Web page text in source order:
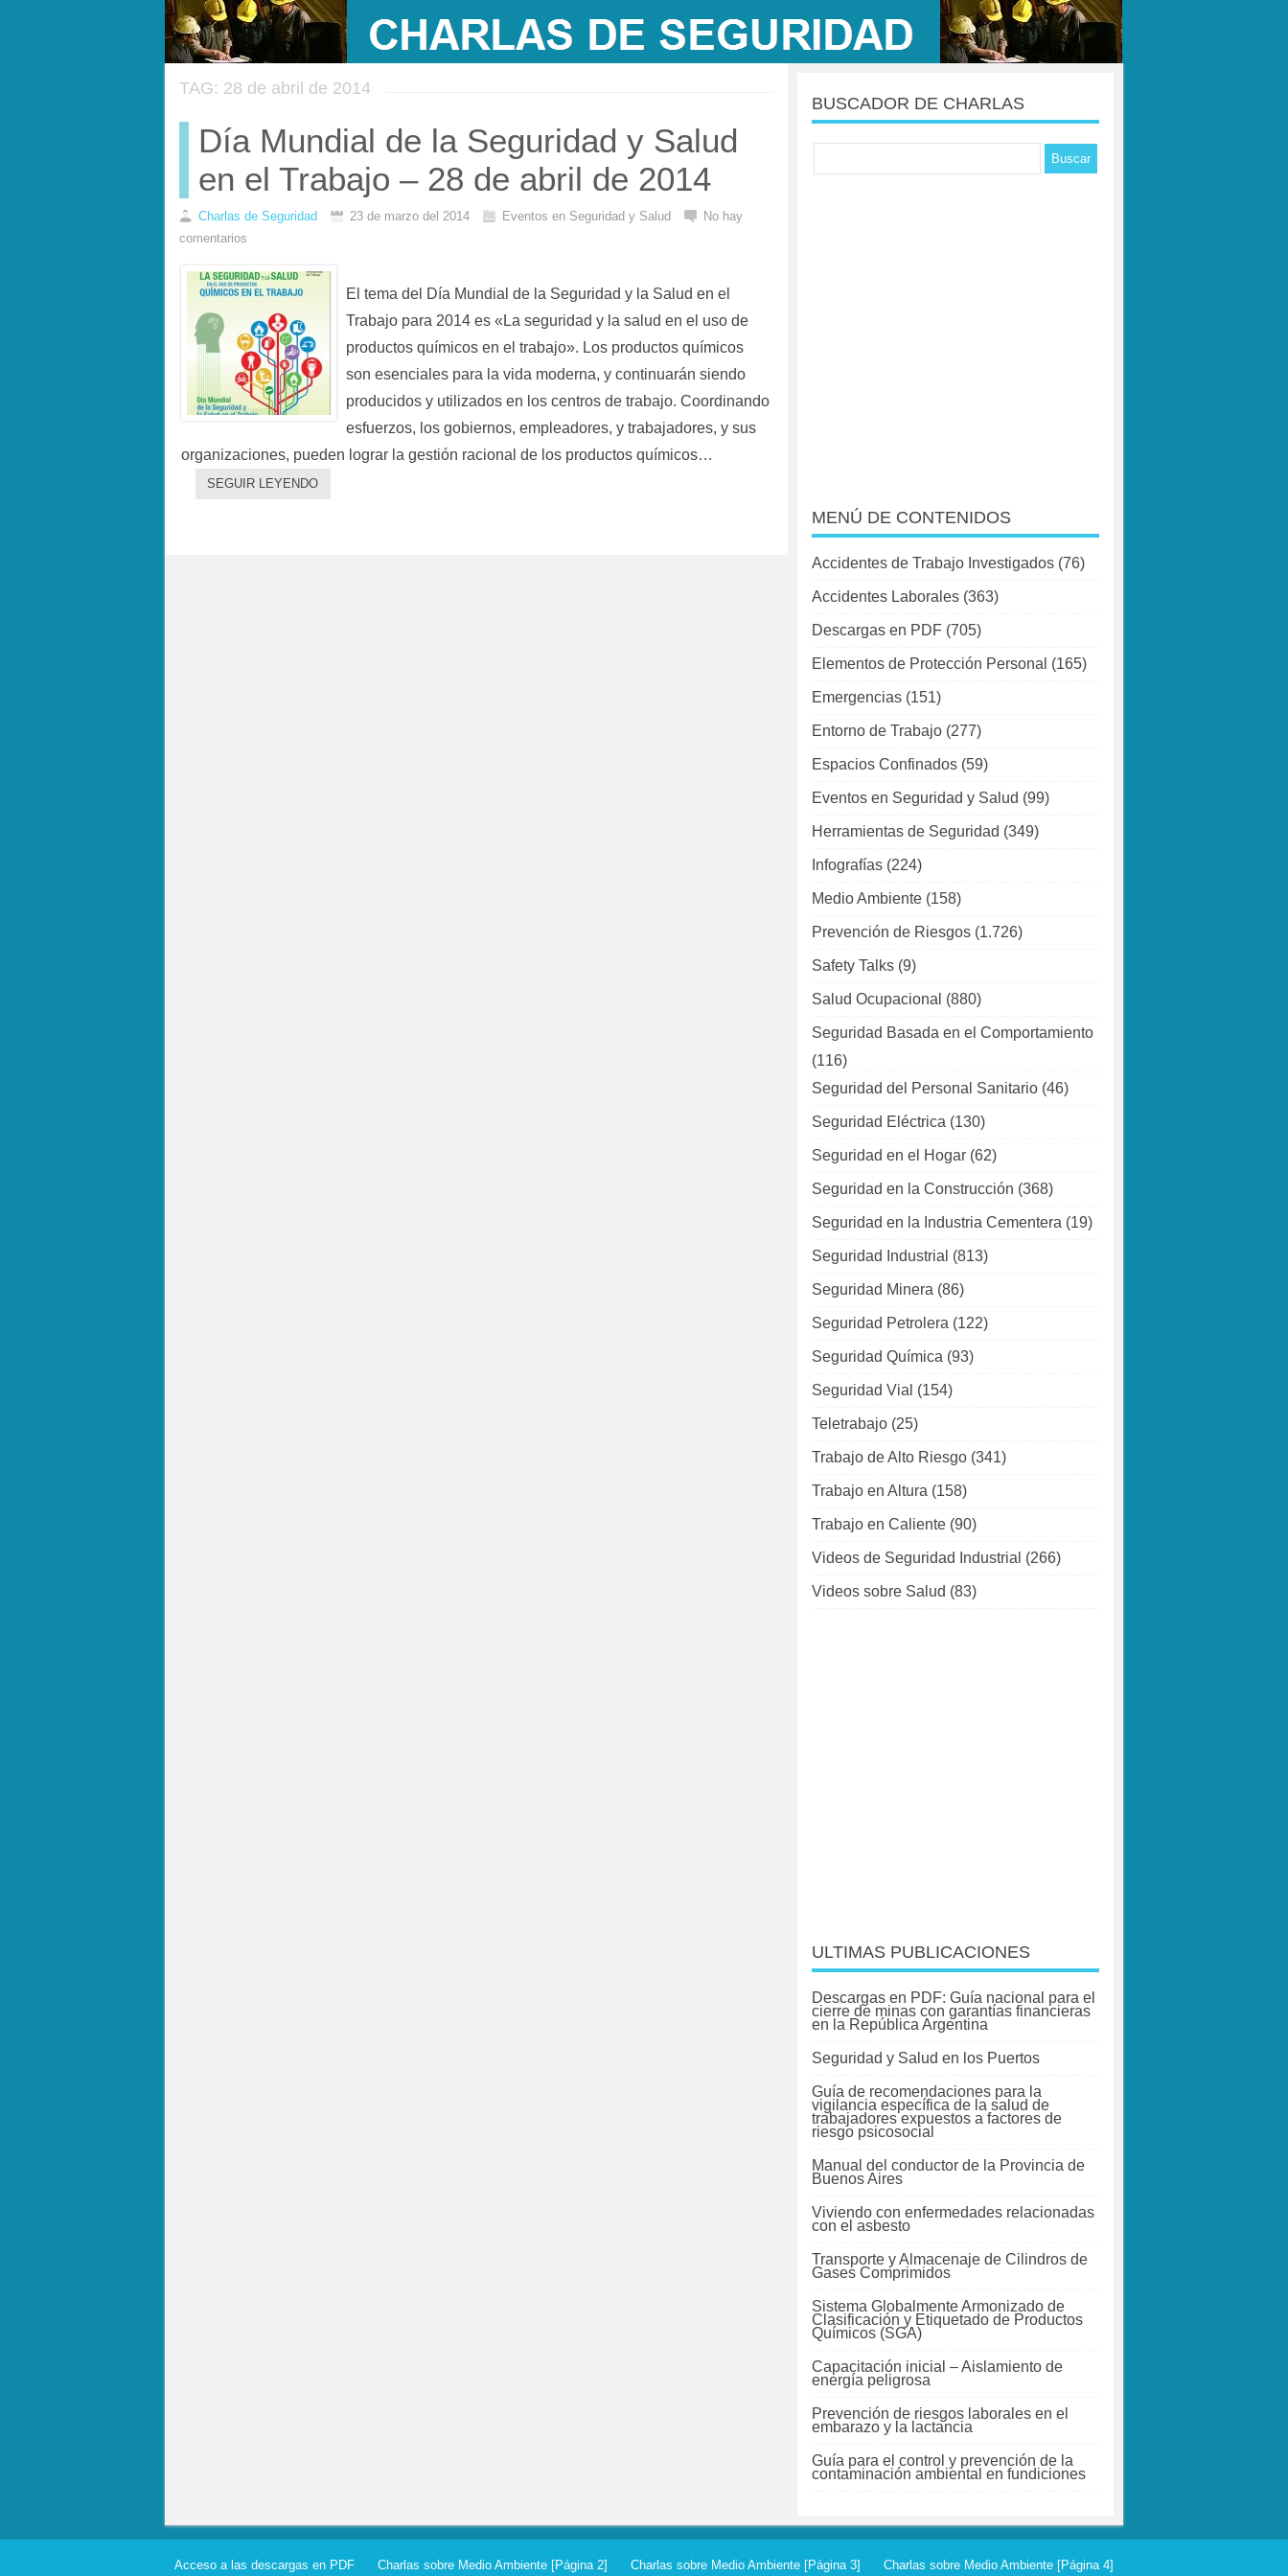
TAG: 28 de abril de 2014
Día Mundial de la Seguridad y Salud
en el Trabajo – 28 de abril de 2014
Charlas de Seguridad 23 de marzo del 2014 Eventos en Seguridad y Salud
No hay
comentarios
El tema del Día Mundial de la Seguridad y la Salud en el
Trabajo para 2014 es «La seguridad y la salud en el uso de
productos químicos en el trabajo». Los productos químicos
son esenciales para la vida moderna, y continuarán siendo
producidos y utilizados en los centros de trabajo. Coordinando
esfuerzos, los gobiernos, empleadores, y trabajadores, y sus
organizaciones, pueden lograr la gestión racional de los productos químicos…
SEGUIR LEYENDO
BUSCADOR DE CHARLAS
MENÚ DE CONTENIDOS
Accidentes de Trabajo Investigados (76)
Accidentes Laborales (363)
Descargas en PDF (705)
Elementos de Protección Personal (165)
Emergencias (151)
Entorno de Trabajo (277)
Espacios Confinados (59)
Eventos en Seguridad y Salud (99)
Herramientas de Seguridad (349)
Infografías (224)
Medio Ambiente (158)
Prevención de Riesgos (1.726)
Safety Talks (9)
Salud Ocupacional (880)
Seguridad Basada en el Comportamiento
(116)
Seguridad del Personal Sanitario (46)
Seguridad Eléctrica (130)
Seguridad en el Hogar (62)
Seguridad en la Construcción (368)
Seguridad en la Industria Cementera (19)
Seguridad Industrial (813)
Seguridad Minera (86)
Seguridad Petrolera (122)
Seguridad Química (93)
Seguridad Vial (154)
Teletrabajo (25)
Trabajo de Alto Riesgo (341)
Trabajo en Altura (158)
Trabajo en Caliente (90)
Videos de Seguridad Industrial (266)
Videos sobre Salud (83)
ULTIMAS PUBLICACIONES
Descargas en PDF: Guía nacional para el
cierre de minas con garantías financieras
en la República Argentina
Seguridad y Salud en los Puertos
Guía de recomendaciones para la
vigilancia específica de la salud de
trabajadores expuestos a factores de
riesgo psicosocial
Manual del conductor de la Provincia de
Buenos Aires
Viviendo con enfermedades relacionadas
con el asbesto
Transporte y Almacenaje de Cilindros de
Gases Comprimidos
Sistema Globalmente Armonizado de
Clasificación y Etiquetado de Productos
Químicos (SGA)
Capacitación inicial – Aislamiento de
energía peligrosa
Prevención de riesgos laborales en el
embarazo y la lactancia
Guía para el control y prevención de la
contaminación ambiental en fundiciones
Acceso a las descargas en PDF Charlas sobre Medio Ambiente [Página 2] Charlas sobre Medio Ambiente [Página 3] Charlas sobre Medio Ambiente [Página 4]